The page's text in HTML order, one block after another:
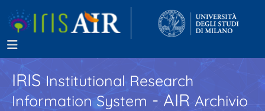
IRISInstitutional Research
Information System - AIR Archivio